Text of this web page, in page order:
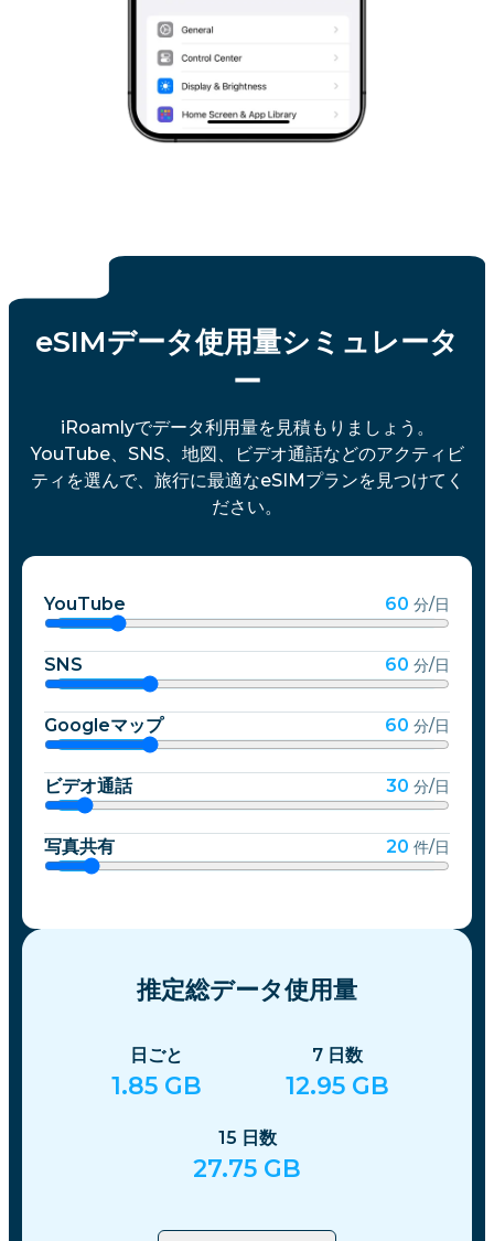
eSIMデータ使用量シミュレータ
ー
iRoamlyでデータ利用量を見積もりましょう。
YouTube、SNS、地図、ビデオ通話などのアクティビ
ティを選んで、旅行に最適なeSIMプランを見つけてく
ださい。
YouTube 60 分/日
SNS 60 分/日
Googleマップ 60 分/日
ビデオ通話 30 分/日
写真共有 20 件/日
推定総データ使用量
日ごと
1.85 GB
7 日数
12.95 GB
15 日数
27.75 GB